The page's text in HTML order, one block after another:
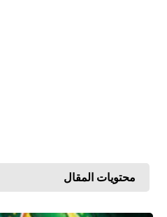
محتويات المقال